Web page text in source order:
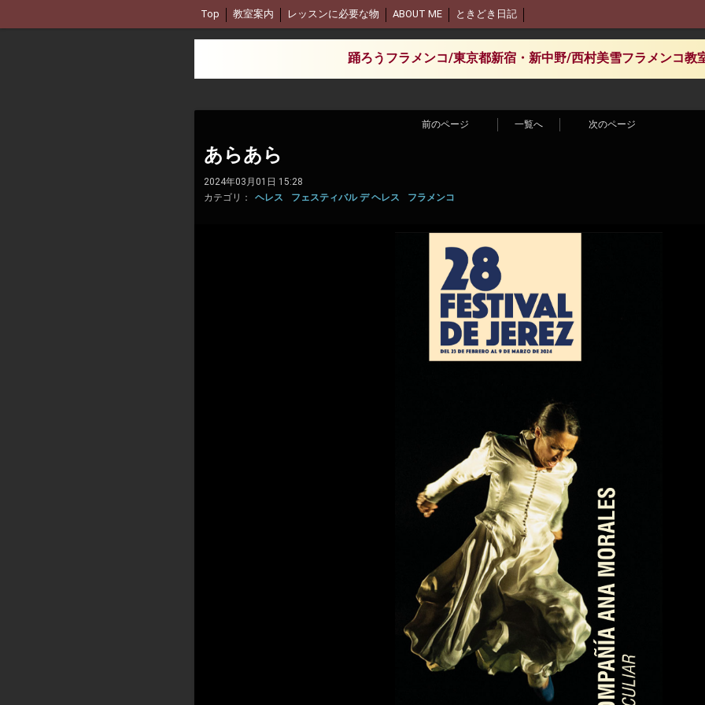
Top 教室案内 レッスンに必要な物 ABOUT ME ときどき日記
踊ろうフラメンコ/東京都新宿・新中野/西村美雪フラメンコ教
前のページ 一覧へ 次のページ
あらあら
2024年03月01日 15:28
カテゴリ：
ヘレス フェスティバル デ ヘレス フラメンコ